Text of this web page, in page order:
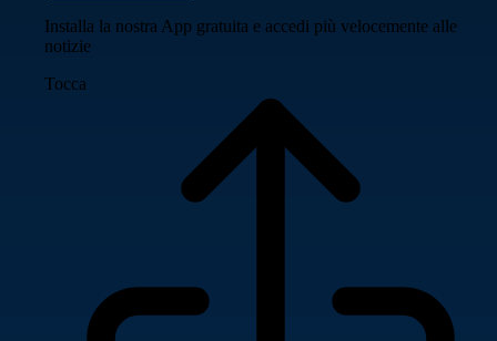
Installa la nostra App gratuita e accedi più velocemente alle
notizie
Tocca